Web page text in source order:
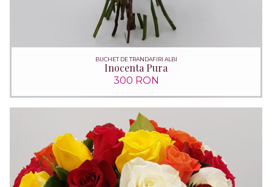
BUCHET DE TRANDAFIRI ALBI
Inocenta Pura
300 RON